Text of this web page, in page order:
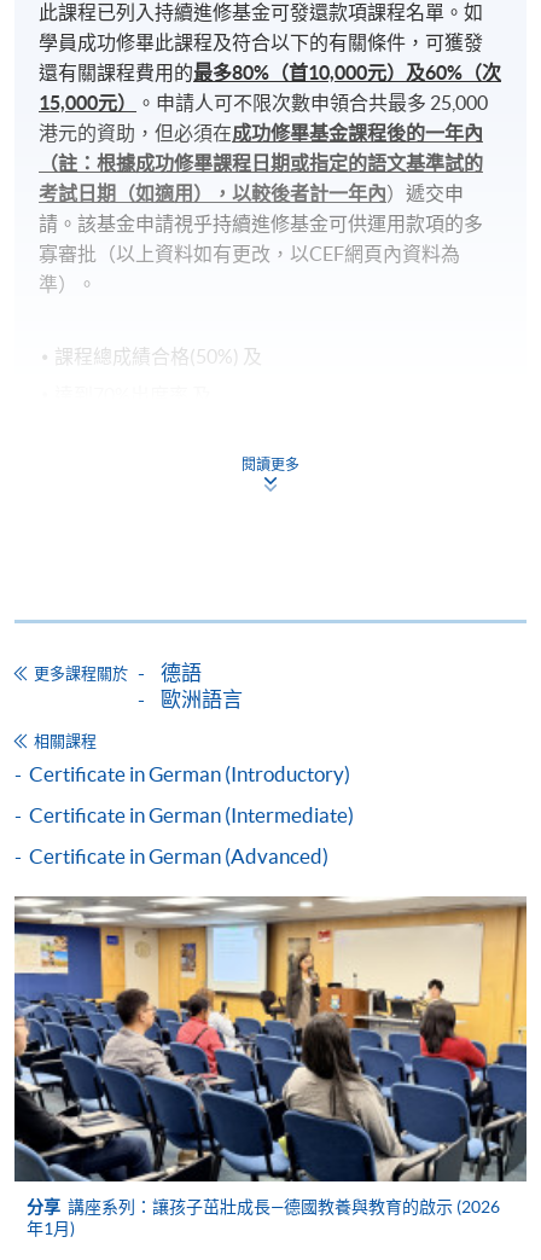
此課程已列入持續進修基金可發還款項課程名單。如
學員成功修畢此課程及符合以下的有關條件，可獲發
還有關課程費用的最多80%（首10,000元）及60%（次
15,000元）
。申請人可不限次數申領合共最多 25,000
港元的資助，但必須在成功修畢基金課程後的一年內
（註：根據成功修畢課程日期或指定的語文基準試的
考試日期（如適用），以較後者計一年內）遞交申
請。該基金申請視乎持續進修基金可供運用款項的多
寡審批（以上資料如有更改，以CEF網頁內資料為
準）。
課程總成績合格(50%) 及
試中取得要求成績(考試日期必須於課程開始後)，德
語的基準考試為Goethe-Zertifikat B1
cef_sfo@wfsfaa.gov.hk
持續進修基金
本課程在資歴架構下獲得認可 (資歴架構第2級)
申請
網上報名 立即報名
申請表 下載申請表
付款方法
閱讀更多
更多課程關於
德語
歐洲語言
相關課程
Certificate in German (Introductory)
Certificate in German (Intermediate)
Certificate in German (Advanced)
分享 講座系列：讓孩子茁壯成長—德國教養與教育的啟示 (2026
年1月)